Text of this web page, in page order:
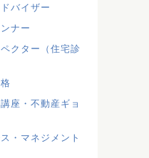
バイザー
ナー
クター（住宅診
座・不動産ギョ
・マネジメント